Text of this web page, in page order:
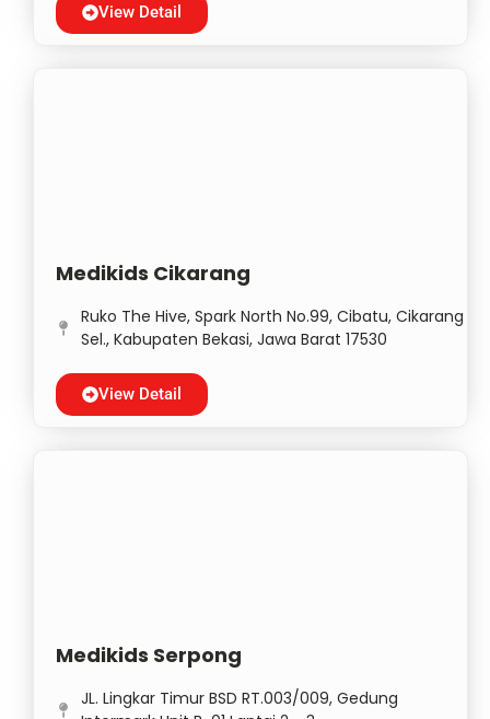
View Detail
Medikids Cikarang
Ruko The Hive, Spark North No.99, Cibatu, Cikarang
Sel., Kabupaten Bekasi, Jawa Barat 17530
View Detail
Medikids Serpong
JL. Lingkar Timur BSD RT.003/009, Gedung